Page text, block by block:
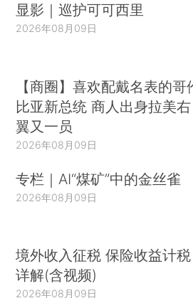
显影｜巡护可可西里
2026年08月09日
【商圈】喜欢配戴名表的哥
比亚新总统 商人出身拉美右
翼又一员
2026年08月09日
专栏｜AI“煤矿”中的金丝雀
2026年08月09日
境外收入征税 保险收益计税
详解(含视频)
2026年08月09日